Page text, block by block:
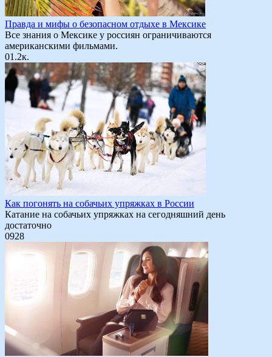
Правда и мифы о безопасном отдыхе в Мексике
Все знания о Мексике у россиян ограничиваются
американскими фильмами.
01.2к.
Как погонять на собачьих упряжках в России
Катание на собачьих упряжках на сегодняшний день
достаточно
0928